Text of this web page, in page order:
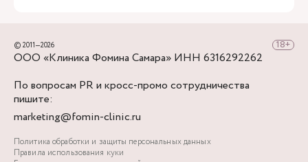
© 2011—2026
ООО «Клиника Фомина Самара» ИНН 6316292262
По вопросам PR и кросс-промо сотрудничества
пишите:
marketing@fomin-clinic.ru
Политика обработки и защиты персональных данных
Правила использования куки